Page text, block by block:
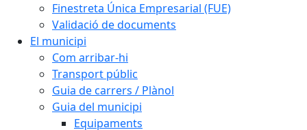
Finestreta Única Empresarial (FUE)
Validació de documents
El municipi
Com arribar-hi
Transport públic
Guia de carrers / Plànol
Guia del municipi
Equipaments